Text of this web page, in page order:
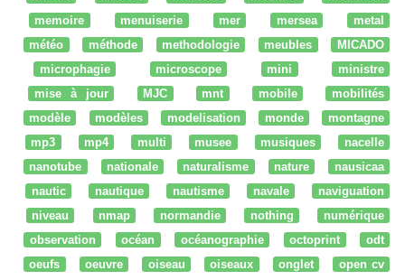
memoire
menuiserie mer mersea
metal
météo
méthode methodologie meubles
MICADO
microphagie
microscope mini
ministre
mise à jour
MJC mnt mobile
mobilités
modèle
modèles modelisation monde
montagne
mp3
mp4 multi musee musiques
nacelle
nanotube
nationale naturalisme nature
nausicaa
nautic
nautique nautisme navale
naviguation
niveau
nmap normandie nothing
numérique
observation
océan océanographie octoprint
odt
oeufs
oeuvre oiseau oiseaux onglet
open cv